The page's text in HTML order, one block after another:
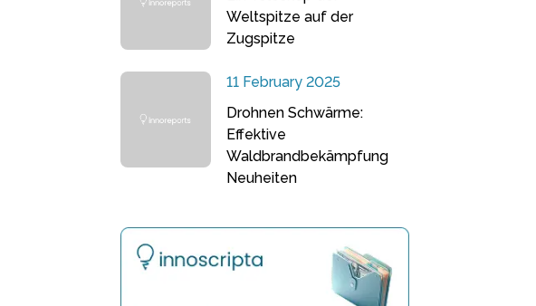
Weltspitze auf der
Zugspitze
11 February 2025
Drohnen Schwärme:
Effektive
Waldbrandbekämpfung
Neuheiten